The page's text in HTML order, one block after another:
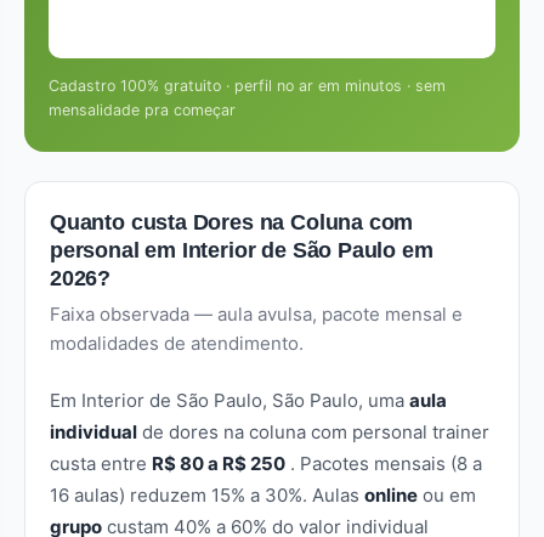
Cadastro 100% gratuito · perfil no ar em minutos · sem
mensalidade pra começar
Quanto custa Dores na Coluna com
personal em Interior de São Paulo em
2026?
Faixa observada — aula avulsa, pacote mensal e
modalidades de atendimento.
Em Interior de São Paulo, São Paulo, uma aula
individual de dores na coluna com personal trainer
custa entre R$ 80 a R$ 250 . Pacotes mensais (8 a
16 aulas) reduzem 15% a 30%. Aulas online ou em
grupo custam 40% a 60% do valor individual